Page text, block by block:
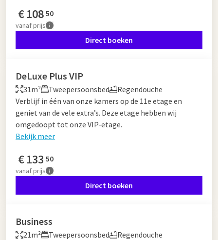
€108 50
vanafprijs
Direct boeken
DeLuxe Plus VIP
31m² Tweepersoonsbed
Regendouche
Verblijf in één van onze kamers op de 11e etage en
geniet van de vele extra’s. Deze etage hebben wij
omgedoopt tot onze VIP-etage.
Bekijk meer
€133 50
vanafprijs
Direct boeken
Business
21m² Tweepersoonsbed
Regendouche